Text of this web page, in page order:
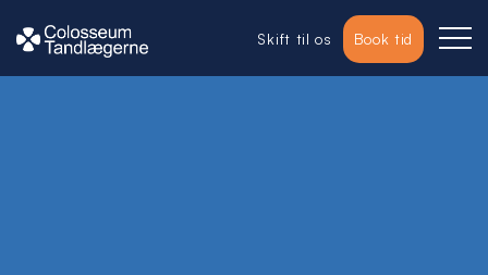
Skift til os Book tid